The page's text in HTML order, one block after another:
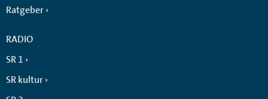
Ratgeber
RADIO
SR 1
SR kultur